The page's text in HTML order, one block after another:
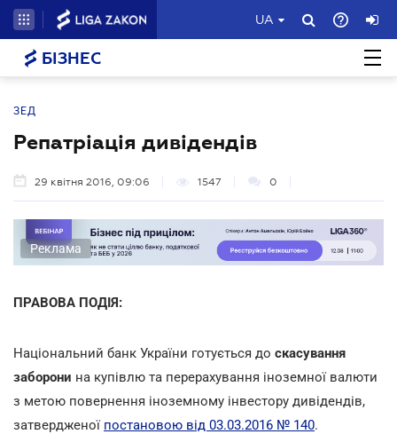
UA
БІЗНЕС
ЗЕД
Репатріація дивідендів
29 квітня 2016, 09:06 1547 0
Реклама
ПРАВОВА ПОДІЯ:
Національний банк України готується до скасування
заборони на купівлю та перерахування іноземної валюти
з метою повернення іноземному інвестору дивідендів,
затвердженої постановою від 03.03.2016 № 140.